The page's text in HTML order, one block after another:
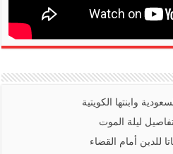
وابنتها الكويتية
ليلة الموت
للدين أمام القضاء